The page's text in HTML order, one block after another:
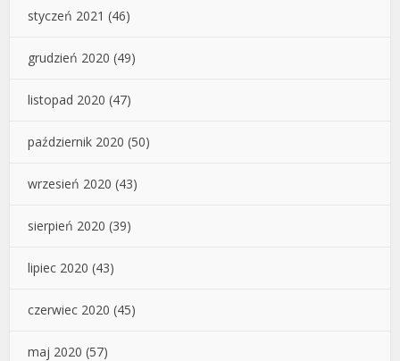
styczeń 2021 (46)
grudzień 2020 (49)
listopad 2020 (47)
październik 2020 (50)
wrzesień 2020 (43)
sierpień 2020 (39)
lipiec 2020 (43)
czerwiec 2020 (45)
maj 2020 (57)